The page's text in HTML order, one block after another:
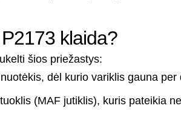
klaida?
šios priežastys:
dėl kurio variklis gauna per
(MAF jutiklis), kuris pateikia